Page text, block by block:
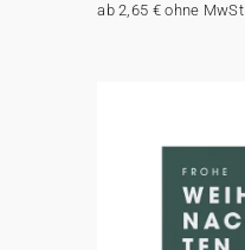
ab 2,65 € ohne MwSt